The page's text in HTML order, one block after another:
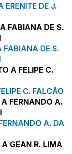
ERENITE DE J.
FABIANA DE S.
C. FALCÃO
A. DA